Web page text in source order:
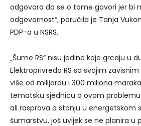
odgovara da se o tome govori jer bi
odgovornost“, poručila je Tanja
PDP-a u NSRS.
„Šume RS“ nisu jedine koje grcaju u
Elektroprivreda RS sa svojim
više od milijardu i 300 miliona
tematsku sjednicu o ovom
ali rasprava o stanju u energetskom
šumarstvu, još uvijek se ne planira u